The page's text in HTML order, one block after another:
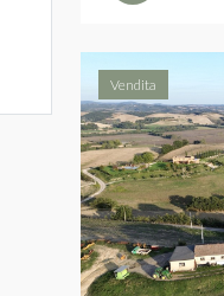
Vendita